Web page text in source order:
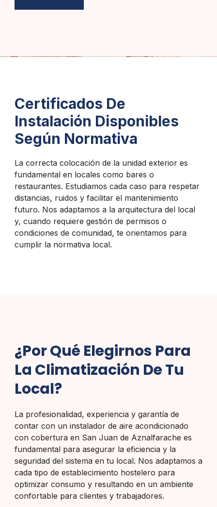
Certificados De
Instalación Disponibles
Según Normativa
La correcta colocación de la unidad exterior es
fundamental en locales como bares o
restaurantes. Estudiamos cada caso para respetar
distancias, ruidos y facilitar el mantenimiento
futuro. Nos adaptamos a la arquitectura del local
y, cuando requiere gestión de permisos o
condiciones de comunidad, te orientamos para
cumplir la normativa local.
¿Por Qué Elegirnos Para
La Climatización De Tu
Local?
La profesionalidad, experiencia y garantía de
contar con un instalador de aire acondicionado
con cobertura en San Juan de Aznalfarache es
fundamental para asegurar la eficiencia y la
seguridad del sistema en tu local. Nos adaptamos a
cada tipo de establecimiento hostelero para
optimizar consumo y resultando en un ambiente
confortable para clientes y trabajadores.